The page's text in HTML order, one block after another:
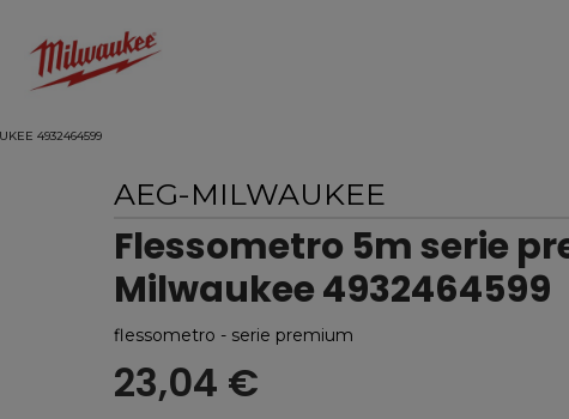
4932464599
AEG-MILWAUKEE
Flessometro 5m serie
Milwaukee 4932464599
flessometro - serie premium
23,04 €